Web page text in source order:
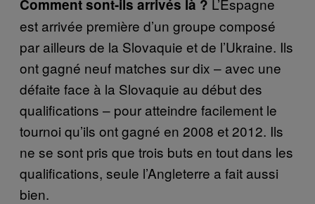
Comment sont-ils arrivés là ?
est arrivée première d’un groupe composé
par ailleurs de la Slovaquie et de l’Ukraine. Ils
ont gagné neuf matches sur dix – avec une
défaite face à la Slovaquie au début des
qualifications – pour atteindre facilement le
tournoi qu’ils ont gagné en 2008 et 2012. Ils
ne se sont pris que trois buts en tout dans les
qualifications, seule l’Angleterre a fait aussi
bien.